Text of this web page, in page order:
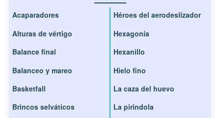
Acaparadores
Alturas de vértigo
Balance final
Balanceo y mareo
Basketfall
Brincos selváticos
Héroes del aerodeslizador
Hexagonía
Hexanillo
Hielo fino
La caza del huevo
La pirindola